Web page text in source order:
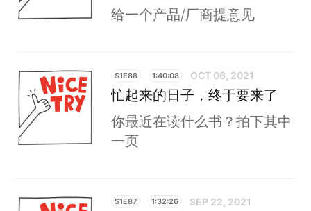
给一个产品/厂商提意见
S1E88 1:40:08 OCT 06, 2021
忙起来的日子，终于要来了
你最近在读什么书？拍下其中
一页
S1E87 1:32:26 SEP 22, 2021